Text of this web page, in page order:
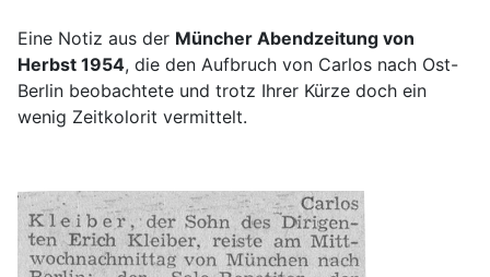
Eine Notiz aus der Müncher Abendzeitung von
Herbst 1954, die den Aufbruch von Carlos nach Ost-
Berlin beobachtete und trotz Ihrer Kürze doch ein
wenig Zeitkolorit vermittelt.